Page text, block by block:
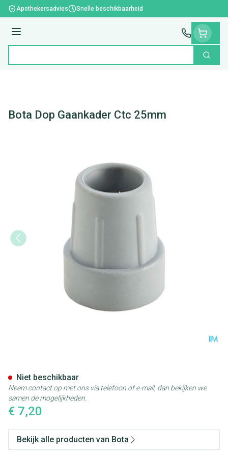
Ga naar de inhoud
Apothekersadvies Snelle beschikbaarheid
Menu
Zoek
Bota Dop Gaankader Ctc 25mm
€ 7,20
Niet beschikbaar
Neem contact op met ons via telefoon of e-mail, dan bekijken we
samen de mogelijkheden.
Bekijk alle producten van Bota